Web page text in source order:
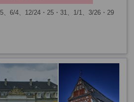
、6/4、12/24・25・31、1/1、3/26・29